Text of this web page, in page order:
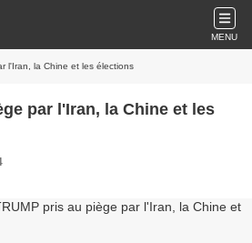
MENU
l'Iran, la Chine et les élections
par l'Iran, la Chine et les